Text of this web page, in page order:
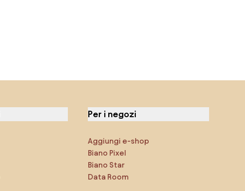
Per i negozi
Aggiungi e-shop
Biano Pixel
Biano Star
Data Room